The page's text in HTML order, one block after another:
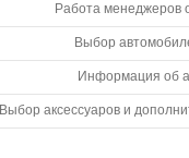
Работа менеджеров
Выбор
Информация об
Выбор аксессуаров и